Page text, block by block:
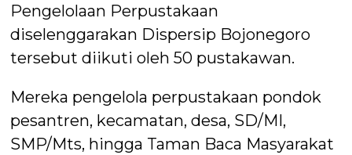
Pengelolaan Perpustakaan
diselenggarakan Dispersip Bojonegoro
tersebut diikuti oleh 50 pustakawan.
Mereka pengelola perpustakaan pondok
pesantren, kecamatan, desa, SD/MI,
SMP/Mts, hingga Taman Baca Masyarakat